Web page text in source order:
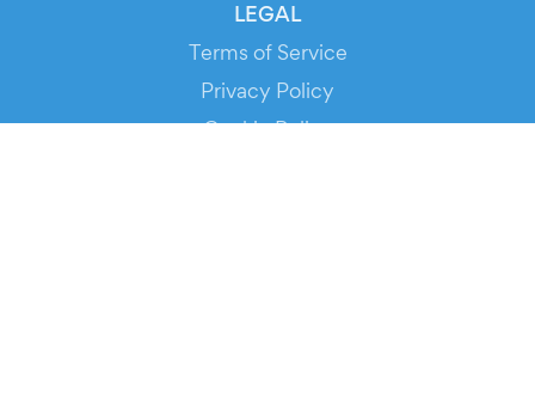
LEGAL
Terms of Service
Privacy Policy
Cookie Policy